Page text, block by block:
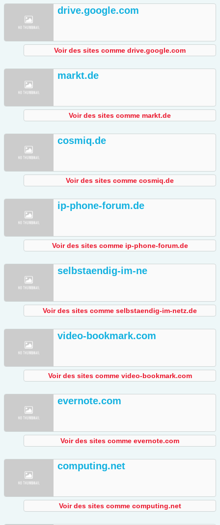
drive.google.com
Voir des sites comme drive.google.com
markt.de
Voir des sites comme markt.de
cosmiq.de
Voir des sites comme cosmiq.de
ip-phone-forum.de
Voir des sites comme ip-phone-forum.de
selbstaendig-im-ne
Voir des sites comme selbstaendig-im-netz.de
video-bookmark.com
Voir des sites comme video-bookmark.com
evernote.com
Voir des sites comme evernote.com
computing.net
Voir des sites comme computing.net